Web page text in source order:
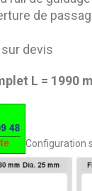
de
devis
L = 1990
Configuration